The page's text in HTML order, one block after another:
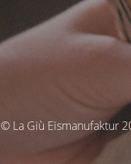
© La Giù Eismanufaktur